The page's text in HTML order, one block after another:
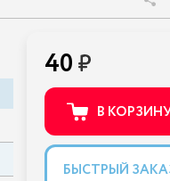
40
В
БЫСТРЫЙ